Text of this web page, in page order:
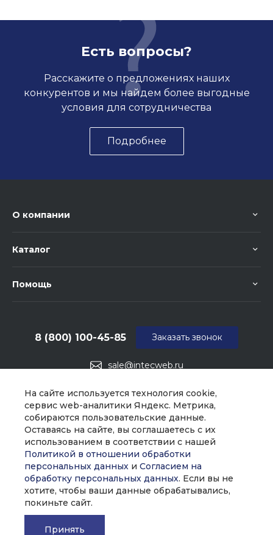
На сайте используется технология cookie,
сервис web-аналитики Яндекс. Метрика,
собираются пользовательские данные.
Оставаясь на сайте, вы соглашаетесь с их
использованием в соответствии с нашей
Политикой в отношении обработки
персональных данных и Согласием на
обработку персональных данных. Если вы не
хотите, чтобы ваши данные обрабатывались,
покиньте сайт.
Принять
Есть вопросы?
Расскажите о предложениях наших
конкурентов и мы найдем более выгодные
условия для сотрудничества
Подробнее
О компании
Каталог
Помощь
sale@intecweb.ru
8 (800) 100-45-85
г. Москва, ул. Люсиновская, д. 39
Заказать звонок